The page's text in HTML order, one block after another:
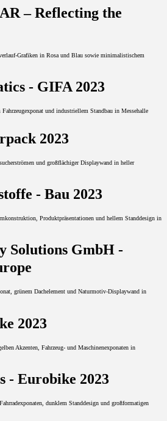
– Reflecting the
- GIFA 2023
2023
- Bau 2023
Solutions GmbH -
2023
- Eurobike 2023